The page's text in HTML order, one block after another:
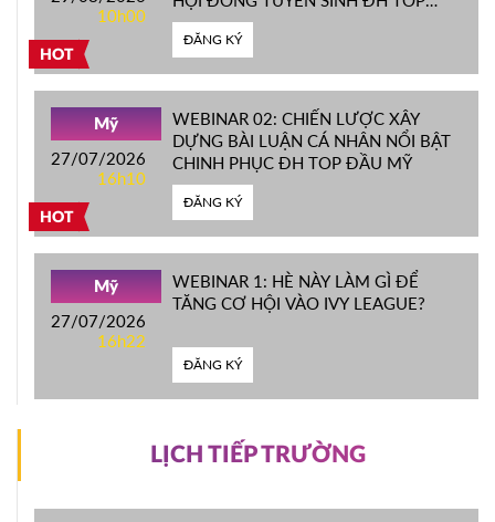
HOT
10h00
ĐẦU MỸ
ĐĂNG KÝ
HOT
Mỹ
27/07/2026
16h10
WEBINAR 02: CHIẾN LƯỢC XÂY
DỰNG BÀI LUẬN CÁ NHÂN NỔI BẬT
CHINH PHỤC ĐH TOP ĐẦU MỸ
ĐĂNG KÝ
Mỹ
27/07/2026
16h22
WEBINAR 1: HÈ NÀY LÀM GÌ ĐỂ
TĂNG CƠ HỘI VÀO IVY LEAGUE?
ĐĂNG KÝ
LỊCH TIẾP TRƯỜNG